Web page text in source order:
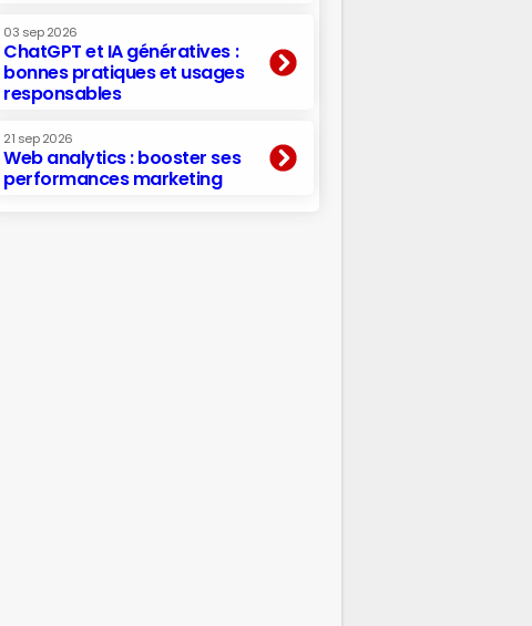
03 sep 2026
ChatGPT et IA génératives :
bonnes pratiques et usages
responsables
21 sep 2026
Web analytics : booster ses
performances marketing